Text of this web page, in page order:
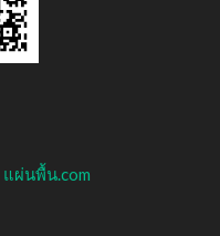
แผ่นพื้น.com